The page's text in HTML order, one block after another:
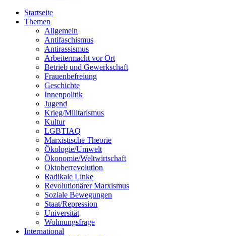
Startseite
Themen
Allgemein
Antifaschismus
Antirassismus
Arbeitermacht vor Ort
Betrieb und Gewerkschaft
Frauenbefreiung
Geschichte
Innenpolitik
Jugend
Krieg/Militarismus
Kultur
LGBTIAQ
Marxistische Theorie
Ökologie/Umwelt
Ökonomie/Weltwirtschaft
Oktoberrevolution
Radikale Linke
Revolutionärer Marxismus
Soziale Bewegungen
Staat/Repression
Universität
Wohnungsfrage
International